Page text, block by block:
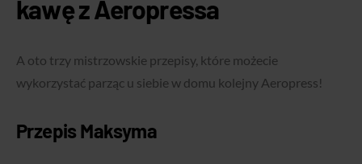
kawę z Aeropressa
A oto trzy mistrzowskie przepisy, które możecie
wykorzystać parząc u siebie w domu kolejny Aeropress!
Przepis Maksyma